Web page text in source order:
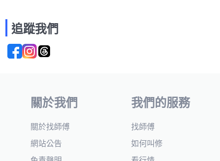
追蹤我們
關於我們
關於找師傅
網站公告
我們的服務
找師傅
如何叫修